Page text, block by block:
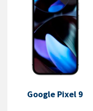
Google Pixel 9